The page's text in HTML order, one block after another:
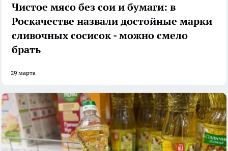
Чистое мясо без сои и бумаги: в
Роскачестве назвали достойные марки
сливочных сосисок - можно смело
брать
29 марта